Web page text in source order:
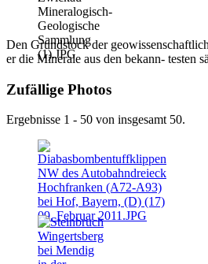
Den Grundstock der
er die Minerale aus den bekann- testen
Zufällige Photos
Ergebnisse 1 - 50 von insgesamt 50.